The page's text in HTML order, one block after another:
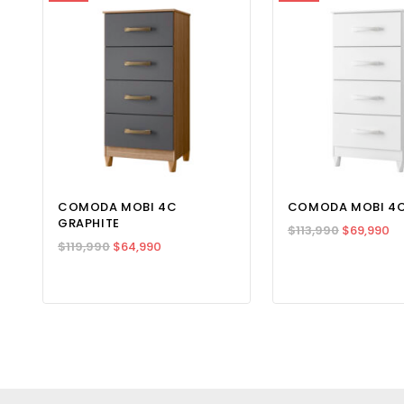
Rating: 5/5
Muy hermoso, espacioso y elegante. Muy útil todos los
Wed Jun 17 2026 13:13:53 GMT+0000 (Coordinated
VELADOR SOLE GREY 2C
Rating: 5/5
Wed Jun 17 2026 13:11:12 GMT+0000 (Coordinated Universal
COMODA MOBI 4C
GRAPHITE
$119,990 $64,990
COMODA MOBI
$113,990 $69,990